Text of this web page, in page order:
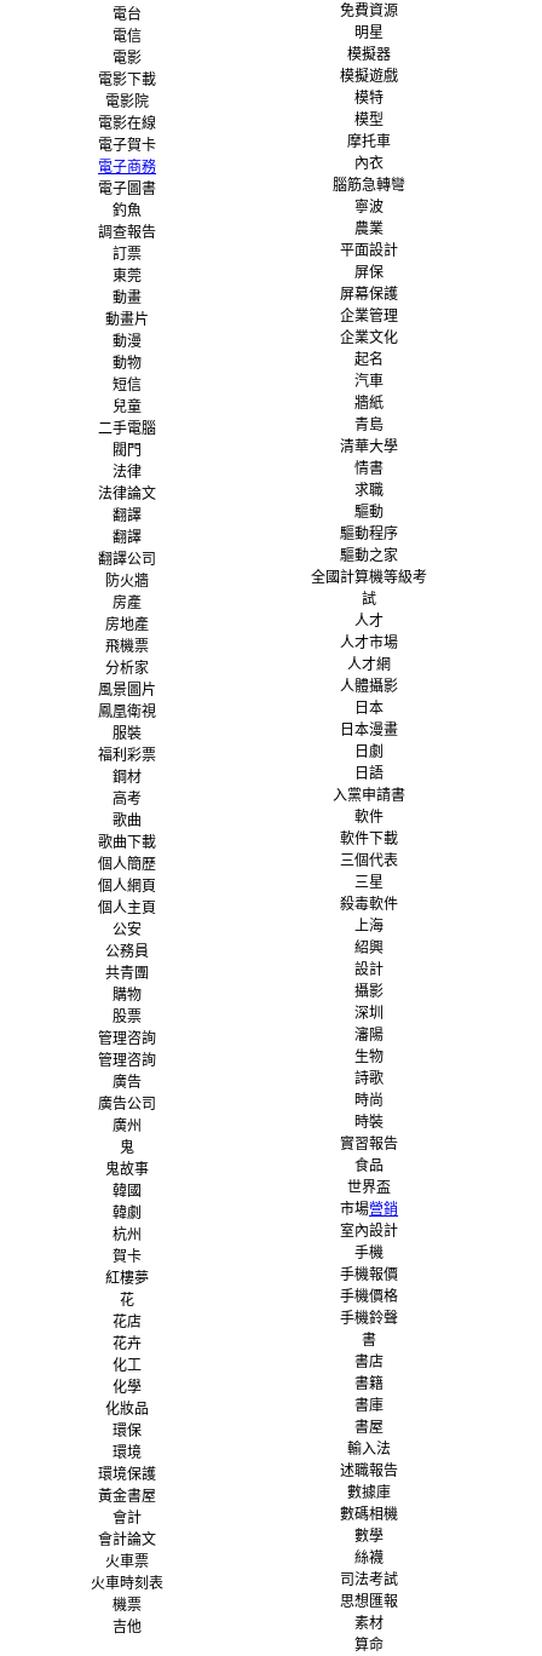
電台
電信
電影
電影下載
電影院
電影在線
電子賀卡
電子商務
電子圖書
釣魚
調查報告
訂票
東莞
動畫
動畫片
動漫
動物
短信
兒童
二手電腦
閥門
法律
法律論文
翻譯
翻譯
翻譯公司
防火牆
房產
房地產
飛機票
分析家
風景圖片
鳳凰衛視
服裝
福利彩票
鋼材
高考
歌曲
歌曲下載
個人簡歷
個人網頁
個人主頁
公安
公務員
共青團
購物
股票
管理咨詢
管理咨詢
廣告
廣告公司
廣州
鬼
鬼故事
韓國
韓劇
杭州
賀卡
紅樓夢
花
花店
花卉
化工
化學
化妝品
環保
環境
環境保護
黃金書屋
會計
會計論文
火車票
火車時刻表
機票
吉他
免費資源
明星
模擬器
模擬遊戲
模特
模型
摩托車
內衣
腦筋急轉彎
寧波
農業
平面設計
屏保
屏幕保護
企業管理
企業文化
起名
汽車
牆紙
青島
清華大學
情書
求職
驅動
驅動程序
驅動之家
全國計算機等級考
試
人才
人才市場
人才網
人體攝影
日本
日本漫畫
日劇
日語
入黨申請書
軟件
軟件下載
三個代表
三星
殺毒軟件
上海
紹興
設計
攝影
深圳
瀋陽
生物
詩歌
時尚
時裝
實習報告
食品
世界盃
市場營銷
室內設計
手機
手機報價
手機價格
手機鈴聲
書
書店
書籍
書庫
書屋
輸入法
述職報告
數據庫
數碼相機
數學
絲襪
司法考試
思想匯報
素材
算命